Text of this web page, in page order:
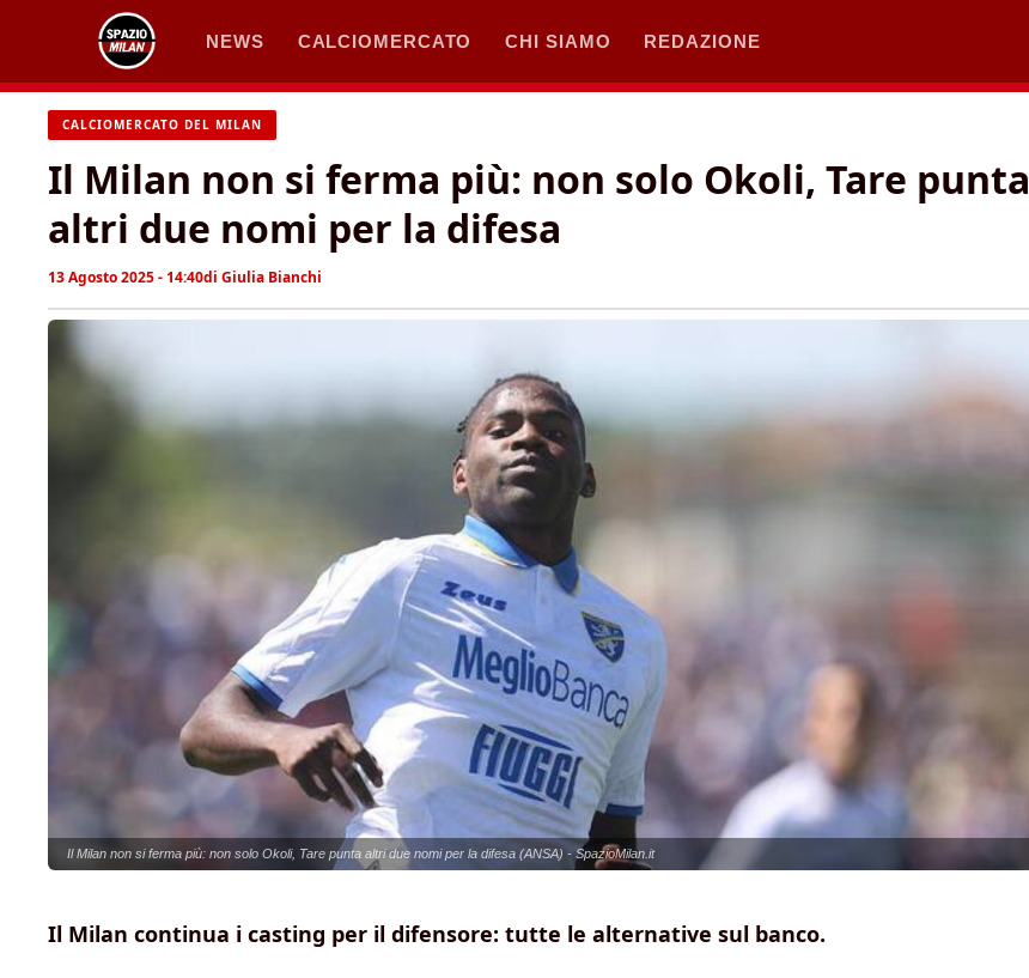
contenuto
NEWS CALCIOMERCATO CHI SIAMO REDAZIONE
CALCIOMERCATO DEL MILAN
Il Milan non si ferma più: non solo Okoli, Tare punta
altri due nomi per la difesa
13 Agosto 2025 - 14:40di Giulia Bianchi
Il Milan non si ferma più: non solo Okoli, Tare punta altri due nomi per la difesa (ANSA) - SpazioMilan.it
Il Milan continua i casting per il difensore: tutte le alternative sul banco.